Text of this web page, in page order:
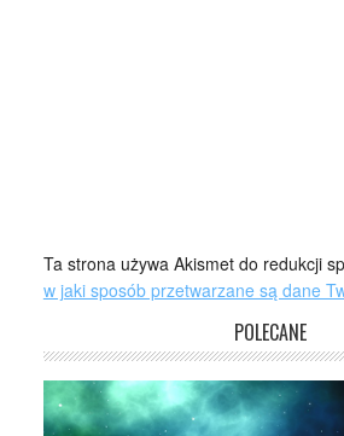
Ta strona używa Akismet do redukcji
w jaki sposób przetwarzane są dane
POLECANE